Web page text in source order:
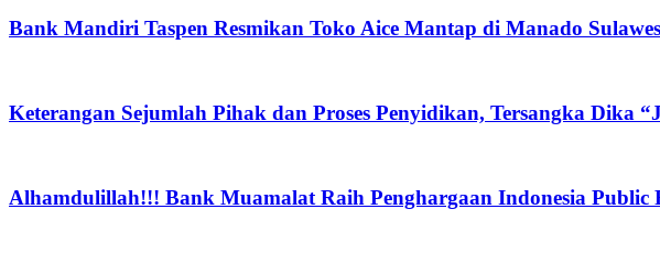
Bank Mandiri Taspen Resmikan Toko Aice Mantap di Manado
Keterangan Sejumlah Pihak dan Proses Penyidikan, Tersangka Dika
Alhamdulillah!!! Bank Muamalat Raih Penghargaan Indonesia Public